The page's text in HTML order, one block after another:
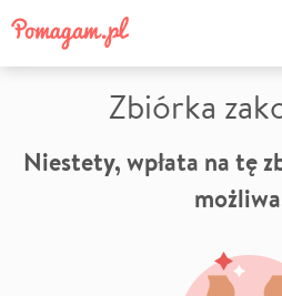
Zbiórka
Niestety, wpłata na tę